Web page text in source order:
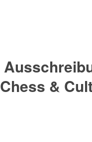
Chess &